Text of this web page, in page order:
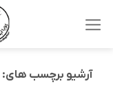
آرشیو برچسب های: